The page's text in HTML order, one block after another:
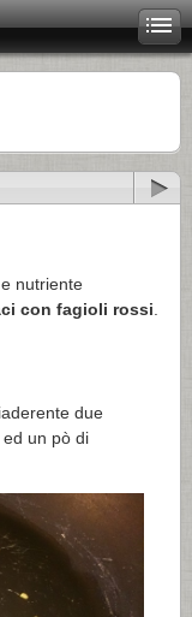
nutriente
con fagioli rossi
due
ed un pò di